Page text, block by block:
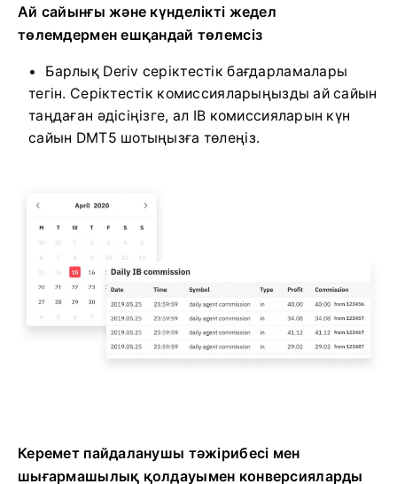
Ай сайынғы және күнделікті жедел
төлемдермен ешқандай төлемсіз
Барлық Deriv серіктестік бағдарламалары
тегін. Серіктестік комиссияларыңызды ай сайын
таңдаған әдісіңізге, ал IB комиссияларын күн
сайын DMT5 шотыңызға төлеңіз.
Керемет пайдаланушы тәжірибесі мен
шығармашылық қолдауымен конверсияларды